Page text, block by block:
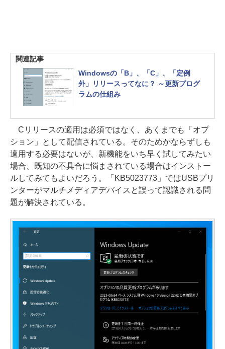
関連記事
Windowsの「B」、「C」、「定例
外」リリースってなに？ ～更新プログ
ラムの仕組み
Cリリースの適用は必須ではなく、あくまでも「オプ
ション」として配信されている。そのためかならずしも
適用する必要はないが、新機能をいち早く試してみたい
場合、既知の不具合に悩まされている場合はインストー
ルしてみてもよいだろう。「KB5023773」ではUSBプリ
ンターがマルチメディアデバイスと誤って認識される問
題が解決されている。